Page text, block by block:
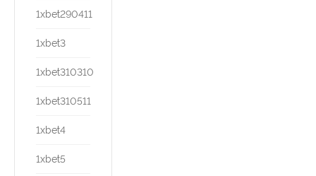
1xbet290411
1xbet3
1xbet310310
1xbet310511
1xbet4
1xbet5